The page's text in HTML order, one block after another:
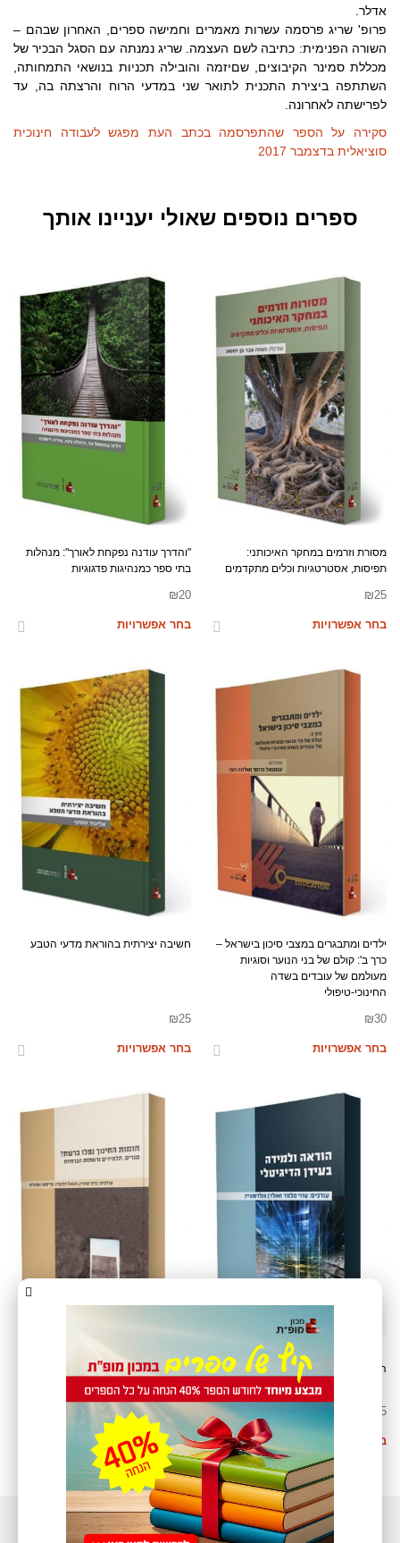
אדלר.
פרופ' שריג פרסמה עשרות מאמרים וחמישה ספרים, האחרון שבהם –
השורה הפנימית: כתיבה לשם העצמה. שריג נמנתה עם הסגל הבכיר של
מכללת סמינר הקיבוצים, שםיזמה והובילה תכניות בנושאי התמחותה,
השתתפה ביצירת התכנית לתואר שני במדעי הרוח והרצתה בה, עד
לפרישתה לאחרונה.
סקירה על הספר שהתפרסמה בכתב העת מפגש לעבודה חינוכית
סוציאלית בדצמבר 2017
ספרים נוספים שאולי יעניינו אותך
מסורת וזרמים במחקר האיכותני:
תפיסות, אסטרטגיות וכלים מתקדמים
₪25
בחר אפשרויות
"והדרך עודנה נפקחת לאורך": מנהלות
בתי ספר כמנהיגות פדגוגיות
₪20
בחר אפשרויות
ילדים ומתבגרים במצבי סיכון בישראל –
כרך ב': קולם של בני הנוער וסוגיות
מעולמם של עובדים בשדה
החינוכי-טיפולי
₪30
בחר אפשרויות
חשיבה יצירתית בהוראת מדעי הטבע
₪25
בחר אפשרויות
הוראה ולמידה בעידן הדיגיטלי
25
בחר אפשרויות
חומות החינוך נפלו ברשת? מורים,
תלמידים ורשתות חברתיות
₪25
בחר אפשרויות